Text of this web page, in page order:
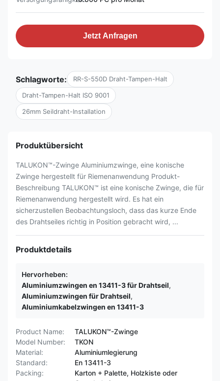
Jetzt Anfragen
Schlagworte: RR-S-550D Draht-Tampen-Halt
Draht-Tampen-Halt ISO 9001
26mm Seildraht-Installation
Produktübersicht
TALUKON™-Zwinge Aluminiumzwinge, eine konische
Zwinge hergestellt für Riemenanwendung Produkt-
Beschreibung TALUKON™ ist eine konische Zwinge, die für
Riemenanwendung hergestellt wird. Es hat ein
sicherzustellen Beobachtungsloch, dass das kurze Ende
des Drahtseiles richtig in Position gebracht wird, ...
Produktdetails
Hervorheben:
Aluminiumzwingen en 13411-3 für Drahtseil,
Aluminiumzwingen für Drahtseil,
Aluminiumkabelzwingen en 13411-3
Product Name:
TALUKON™-Zwinge
Model Number:
TKON
Material:
Aluminiumlegierung
Standard:
En 13411-3
Packing:
Karton + Palette, Holzkiste oder